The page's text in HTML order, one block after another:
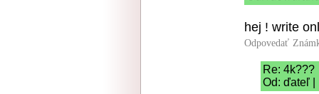
hej ! write
Odpovedať
Re: 4k???
Od: ďateľ |